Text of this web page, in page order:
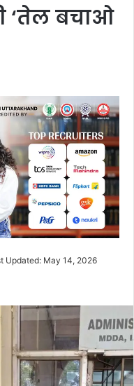
‘तेल बचाओ
Updated: May 14, 2026